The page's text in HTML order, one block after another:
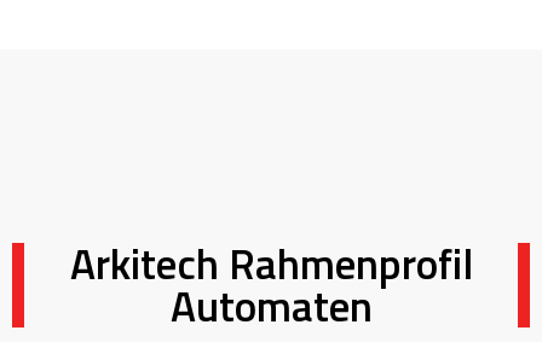
Arkitech Rahmenprofil
Automaten